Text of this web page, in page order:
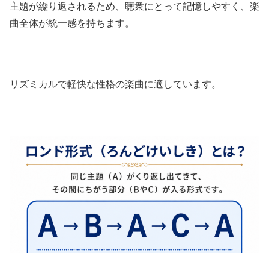
主題が繰り返されるため、聴衆にとって記憶しやすく、楽
曲全体が統一感を持ちます。
リズミカルで軽快な性格の楽曲に適しています。